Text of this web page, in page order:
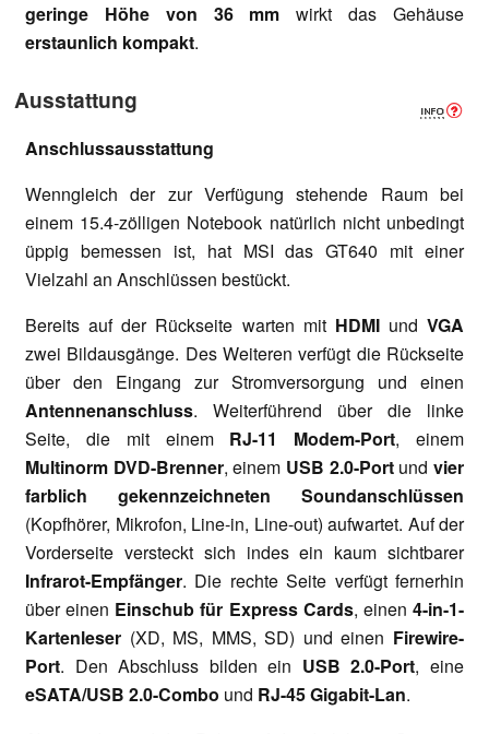
geringe Höhe von 36 mm wirkt das Gehäuse
erstaunlich kompakt.
Ausstattung
Anschlussausstattung
Wenngleich der zur Verfügung stehende Raum bei
einem 15.4-zölligen Notebook natürlich nicht unbedingt
üppig bemessen ist, hat MSI das GT640 mit einer
Vielzahl an Anschlüssen bestückt.
Bereits auf der Rückseite warten mit HDMIund VGA
zwei Bildausgänge. Des Weiteren verfügt die Rückseite
über den Eingang zur Stromversorgung und einen
Antennenanschluss. Weiterführend über die linke
Seite, die mit einem RJ-11 Modem-Port, einem
Multinorm DVD-Brenner, einem USB 2.0-Portundvier
farblich gekennzeichneten Soundanschlüssen
(Kopfhörer, Mikrofon, Line-in, Line-out) aufwartet. Auf der
Vorderseite versteckt sich indes ein kaum sichtbarer
Infrarot-Empfänger. Die rechte Seite verfügt fernerhin
über einen Einschub für Express Cards, einen4-in-1-
Kartenleser (XD, MS, MMS, SD) und einen Firewire-
Port. Den Abschluss bilden ein USB 2.0-Port, eine
eSATA/USB 2.0-Combo und RJ-45 Gigabit-Lan.